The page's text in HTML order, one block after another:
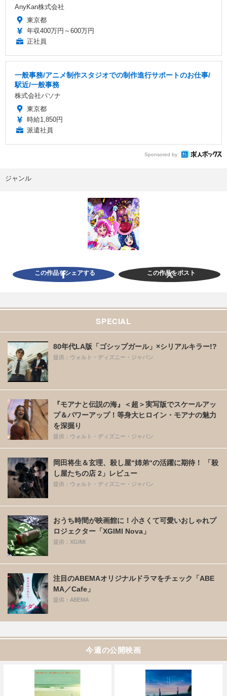
AnyKan株式会社
東京都
年収400万円～600万円
正社員
一般事務/アニメ制作スタジオでの制作進行サポートのお仕事/
駅近/一般事務
株式会社パソナ
東京都
時給1,850円
派遣社員
Sponsored by
ジャンル
この作品をシェアする この作品をポスト
SPECIAL
80年代LA版「ゴシップガール」×シリアルキラー!?
提供：ウォルト・ディズニー・ジャパン
『モアナと伝説の海』＜超＞実写版でスケールアッ
プ＆パワーアップ！等身大ヒロイン・モアナの魅力
を深掘り
提供：ウォルト・ディズニー・ジャパン
岡田将生＆玄理、殺し屋“姉弟“の活躍に期待！ 「殺
し屋たちの店 2」レビュー
提供：ウォルト・ディズニー・ジャパン
おうち時間が映画館に！小さくて可愛いおしゃれプ
ロジェクター「XGIMI Nova」
提供：XGIMI
注目のABEMAオリジナルドラマをチェック「ABE
MA／Cafe」
提供：ABEMA
今週の公開映画